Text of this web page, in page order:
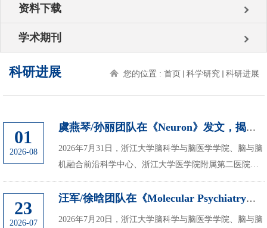
资料下载
学术期刊
科研进展 您的位置 : 首页 科学研究 科研进展
01
2026-08
虞燕琴/孙丽团队在《Neuron》发文，揭示攻击行为性别差异的分子机制
2026年7月31日，浙江大学脑科学与脑医学学院、脑与脑
机融合前沿科学中心、浙江大学医学院附属第二医院和
良渚实验室虞燕琴教授/孙丽副教授在《Neuron》在线发
表题为“HCN1 channels in GABAergic amygdalar...
23
2026-07
汪军/徐晗团队在《Molecular Psychiatry》发表研究成果，揭示压力诱发焦虑...
2026年7月20日，浙江大学脑科学与脑医学学院、脑与脑